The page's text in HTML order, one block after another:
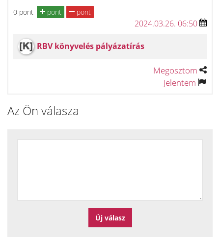
0 pont pont pont
2024.03.26. 06:50
RBV könyvelés pályázatírás
Megosztom
Jelentem
Az Ön válasza